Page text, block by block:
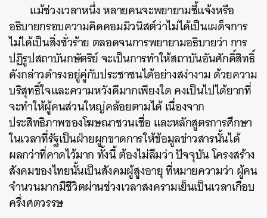
แม้ช่วงเวลาหนึ่ง หลายคนจะพยายามชี้แจ้งหรือ
อธิบายกรอบความคิดคอมมิวนิสต์ว่าไม่ได้เป็นเผด็จการ
ไม่ได้เป็นสิ่งชั่วร้าย ตลอดจนการพยายามอธิบายว่า การ
ปฏิรูปสถาบันกษัตริย์ จะเป็นการทำให้สถาบันอันศักดิ์สิทธิ์
ดังกล่าวดำรงอยู่คู่กับประชาชนได้อย่างสง่างาม ด้วยความ
บริสุทธิ์ใจและความหวังดีมากเพียงใด คงเป็นไปได้ยากที่
จะทำให้ผู้คนส่วนใหญ่คล้อยตามได้ เนื่องจาก
ประสิทธิภาพของโฆษณาชวนเชื่อ และหลักสูตรการศึกษา
ในเวลาที่รัฐเป็นฝ่ายผูกขาดการให้ข้อมูลข่าวสารนั้นได้
ผลกว่าที่คาดไว้มาก ทั้งนี้ ต้องไม่ลืมว่า ปัจจุบัน โครงสร้าง
สังคมของไทยนั้นเป็นสังคมผู้สูงอายุ ที่หมายความว่า ผู้คน
จำนวนมากมีชีวิตผ่านช่วงเวลาสงครามเย็นเป็นเวลาเกือบ
ครึ่งศตวรรษ